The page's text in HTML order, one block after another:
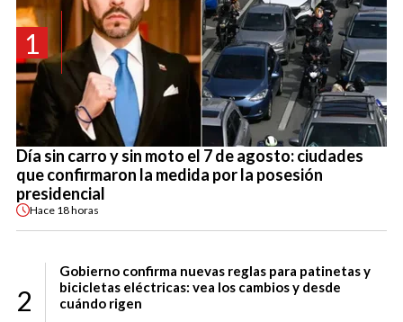
1
Día sin carro y sin moto el 7 de agosto: ciudades
que confirmaron la medida por la posesión
presidencial
Hace 18 horas
2
Gobierno confirma nuevas reglas para patinetas y
bicicletas eléctricas: vea los cambios y desde
cuándo rigen